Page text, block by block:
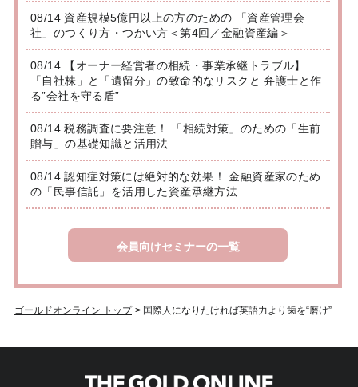
08/14 資産規模5億円以上の方のための 「資産管理会
社」のつくり方・つかい方＜第4回／金融資産編＞
08/14 【オーナー経営者の相続・事業承継トラブル】
「自社株」と「遺留分」の致命的なリスクと 弁護士と作
る”会社を守る盾”
08/14 税務調査に要注意！ 「相続対策」のための「生前
贈与」の基礎知識と活用法
08/14 認知症対策には絶対的な効果！ 金融資産家のため
の「民事信託」を活用した資産承継方法
会員向けセミナーの一覧
ゴールドオンライン トップ > 国際人になりたければ英語力より歯を“磨け”